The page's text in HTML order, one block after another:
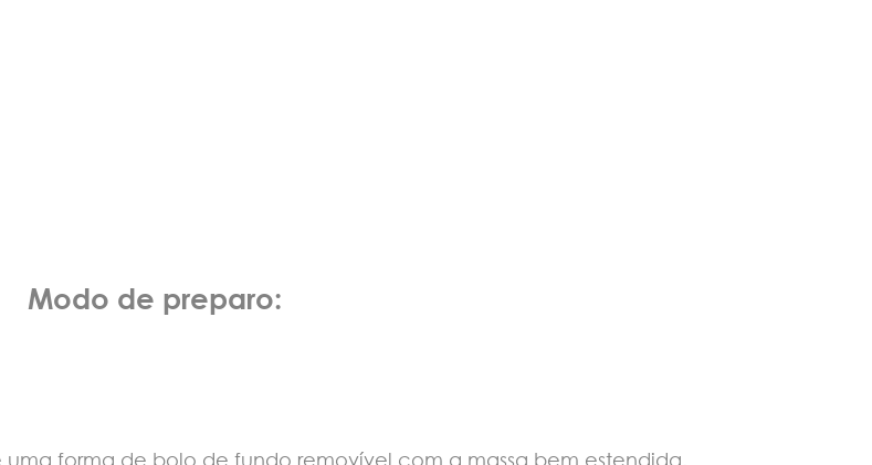
Modo de preparo:
uma forma de bolo de fundo removível com a massa bem estendida.